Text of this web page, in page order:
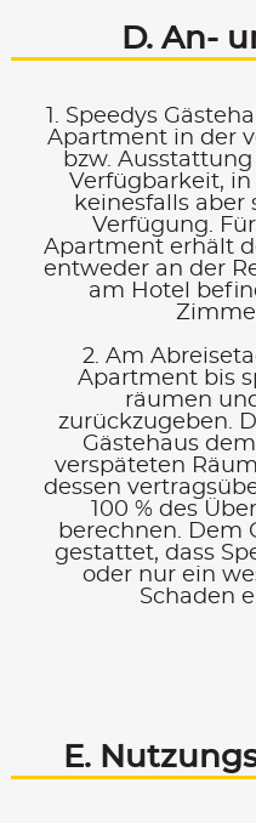
D. An-
1. Speedys
Apartment in der
bzw.
Verfügbarkeit, in
keinesfalls aber
Verfügung.
Apartment erhält
entweder an der
am Hotel
2. Am
Apartment bis
räumen
zurückzugeben.
Gästehaus
verspäteten
dessen
100 % des
berechnen. Dem
gestattet, dass
oder nur ein
Schaden
E.